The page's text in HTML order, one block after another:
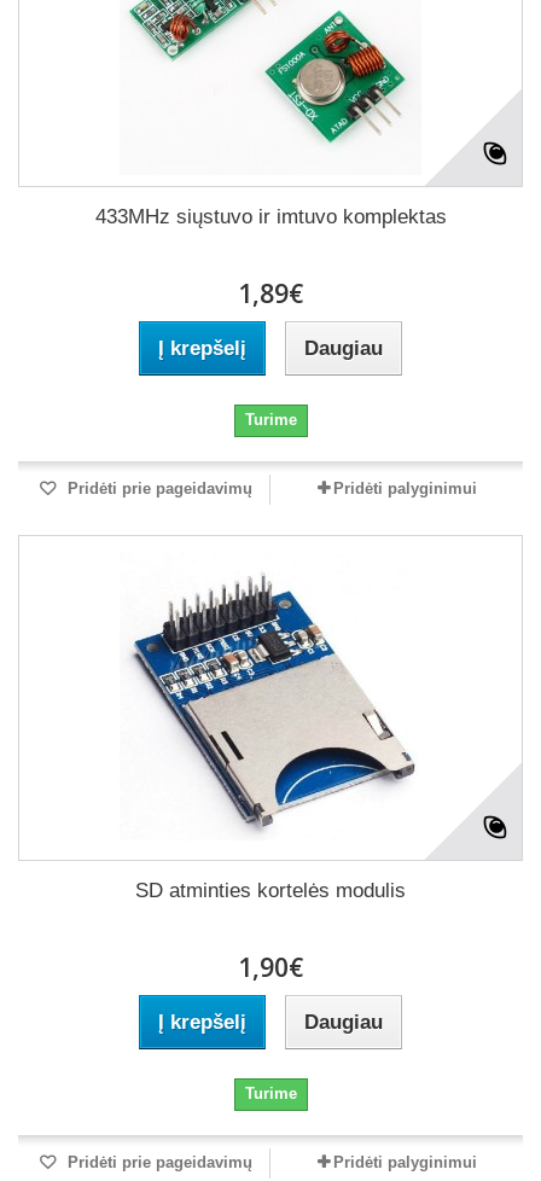
433MHz siųstuvo ir imtuvo komplektas
1,89€
Į krepšelį Daugiau
Turime
Pridėti prie pageidavimų Pridėti palyginimui
SD atminties kortelės modulis
1,90€
Į krepšelį Daugiau
Turime
Pridėti prie pageidavimų Pridėti palyginimui